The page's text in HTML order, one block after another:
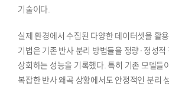
기술이다.
실제 환경에서 수집된 다양한 데이터셋을 활
기법은 기존 반사 분리 방법들을 정량·정성적
상회하는 성능을 기록했다. 특히 기존 모델들
복잡한 반사 왜곡 상황에서도 안정적인 분리